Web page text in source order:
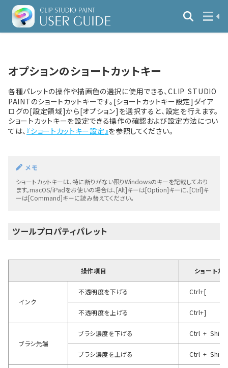
オプションのショートカットキー
各種パレットの操作や描画色の選択に使用できる、CLIP STUDIO
PAINTのショートカットキーです。[ショートカットキー設定]ダイア
ログの[設定領域]から[オプション]を選択すると、設定を行えます。
ショートカットキーを設定できる操作の確認および設定方法につい
ては、 『ショートカットキー設定』を参照してください。
メモ
ショートカットキーは、特に断りがない限りWindowsのキーを記載しており
ます。macOS/iPadをお使いの場合は、[Alt]キーは[Option]キーに、[Ctrl]キ
ーは[Command]キーに読み替えてください。
ツールプロパティパレット
操作項目 ショートカ
インク
不透明度を下げる Ctrl+[
不透明度を上げる Ctrl+]
ブラシ先端
ブラシ濃度を下げる Ctrl + Shift
ブラシ濃度を上げる Ctrl + Shift